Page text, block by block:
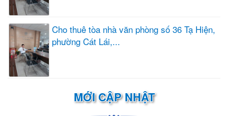
Cho thuê tòa nhà văn phòng số 36 Tạ Hiện,
phường Cát Lái,...
MỚI CẬP NHẬT